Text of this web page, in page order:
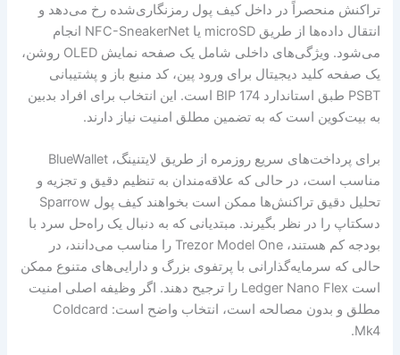
تراکنش منحصراً در داخل کیف پول رمزنگاری‌شده رخ می‌دهد و
انتقال داده‌ها از طریق microSD یا NFC-SneakerNet انجام
می‌شود. ویژگی‌های داخلی شامل یک صفحه نمایش OLED روشن،
یک صفحه کلید دیجیتال برای ورود پین، کد منبع باز و پشتیبانی
PSBT طبق استاندارد BIP 174 است. این انتخاب برای افراد بدبین
به بیت‌کوین است که به تضمین مطلق امنیت نیاز دارند.
برای پرداخت‌های سریع روزمره از طریق لایتنینگ، BlueWallet
مناسب است، در حالی که علاقه‌مندان به تنظیم دقیق و تجزیه و
تحلیل دقیق تراکنش‌ها ممکن است بخواهند کیف پول Sparrow
دسکتاپ را در نظر بگیرند. مبتدیانی که به دنبال یک راه‌حل سرد با
بودجه کم هستند، Trezor Model One را مناسب می‌دانند، در
حالی که سرمایه‌گذارانی با پرتفوی بزرگ و دارایی‌های متنوع ممکن
است Ledger Nano Flex را ترجیح دهند. اگر وظیفه اصلی امنیت
مطلق و بدون مصالحه است، انتخاب واضح است: Coldcard
Mk4.